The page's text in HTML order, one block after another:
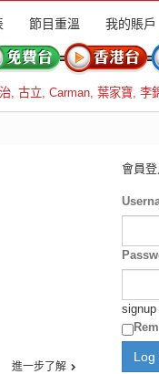
節目重溫 我的賬戶
, 古立, Carman, 葉家寶, 李
進一步了解
會員登
signup